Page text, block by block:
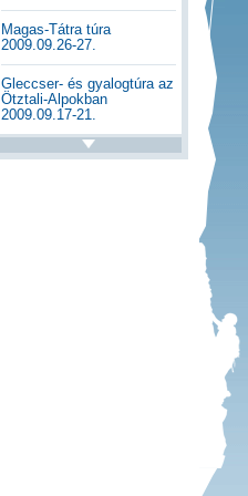
Magas-Tátra túra
2009.09.26-27.
Gleccser- és gyalogtúra az
Ötztali-Alpokban
2009.09.17-21.